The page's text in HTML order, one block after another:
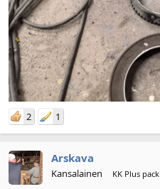
2 1
Arskava
Kansalainen KK Plus pack